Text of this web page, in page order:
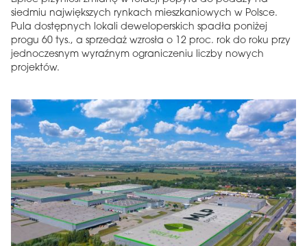
siedmiu największych rynkach mieszkaniowych w Polsce.
Pula dostępnych lokali deweloperskich spadła poniżej
progu 60 tys., a sprzedaż wzrosła o 12 proc. rok do roku przy
jednoczesnym wyraźnym ograniczeniu liczby nowych
projektów.